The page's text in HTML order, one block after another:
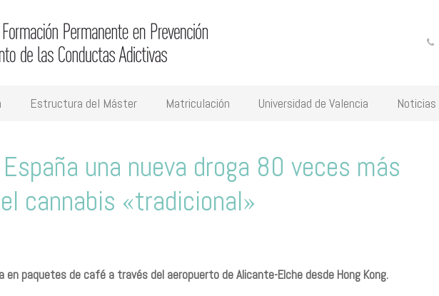
Estructura del Máster Matriculación Universidad de Valencia Noticias
una nueva droga 80 veces más
cannabis «tradicional»
en paquetes de café a través del aeropuerto de Alicante-Elche desde Hong Kong.